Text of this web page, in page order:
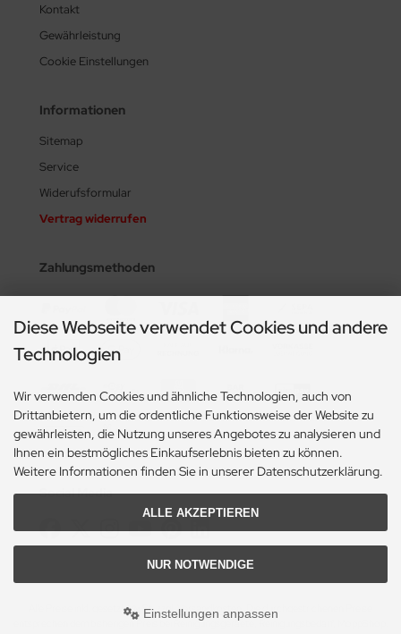
Kontakt
Gewährleistung
Cookie Einstellungen
Informationen
Sitemap
Service
Widerufsformular
Vertrag widerrufen
Zahlungsmethoden
Social Media
Alle Preise inkl. gesetzl. MwSt. zzgl. Versandkosten
entsprechen dem bisherigen Preis bei Reinigungsgeraete, Reinigungsbedarf, MoppShop.
Diese Webseite verwendet Cookies und andere
Technologien
Wir verwenden Cookies und ähnliche Technologien, auch von
Drittanbietern, um die ordentliche Funktionsweise der Website zu
gewährleisten, die Nutzung unseres Angebotes zu analysieren und
Ihnen ein bestmögliches Einkaufserlebnis bieten zu können.
Weitere Informationen finden Sie in unserer Datenschutzerklärung.
ALLE AKZEPTIEREN
NUR NOTWENDIGE
Einstellungen anpassen